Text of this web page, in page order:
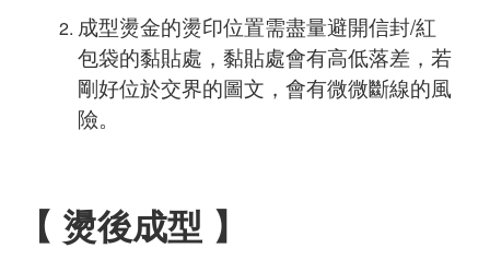
成型燙金的燙印位置需盡量避開信封/紅
包袋的黏貼處，黏貼處會有高低落差，若
剛好位於交界的圖文，會有微微斷線的風
險。
【 燙後成型 】